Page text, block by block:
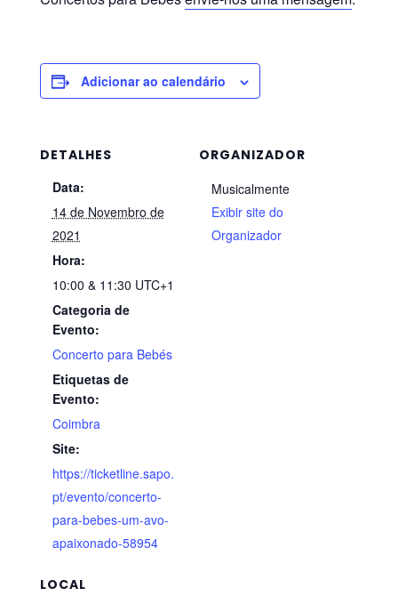
Adicionar ao calendário
DETALHES
Data:
14 de Novembro de
2021
Hora:
10:00 & 11:30 UTC+1
Categoria de
Evento:
Concerto para Bebés
Etiquetas de
Evento:
Coimbra
Site:
https://ticketline.sapo.
pt/evento/concerto-
para-bebes-um-avo-
apaixonado-58954
LOCAL
ORGANIZADOR
Musicalmente
Exibir site do
Organizador